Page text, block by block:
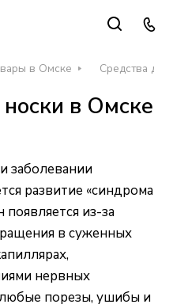
в Омске Средства
в Омске
заболевании
развитие «синдрома
из-за
в суженных
нервных
порезы, ушибы и